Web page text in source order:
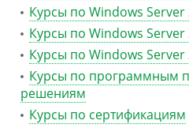
Курсы по Windows Server
Курсы по Windows Server
Курсы по Windows Server
Курсы по программным
решениям
Курсы по сертификациям